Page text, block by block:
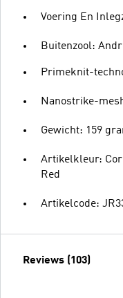
Voering En
Buitenzool:
Primeknit-
Nanostrike-
Gewicht: 159
Artikelkleur:
Red
Artikelcode:
Reviews (103)